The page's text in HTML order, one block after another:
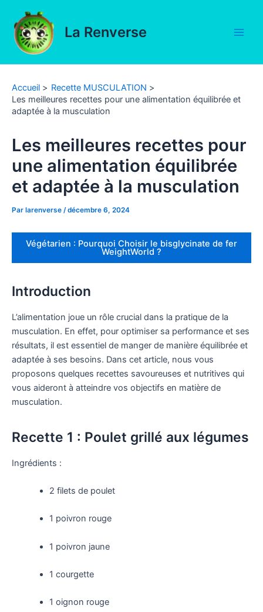
contenu
La Renverse
Accueil
Recette MUSCULATION
Les meilleures recettes pour une alimentation équilibrée et
adaptée à la musculation
Les meilleures recettes pour
une alimentation équilibrée
et adaptée à la musculation
Par larenverse /décembre 6, 2024
Végétarien : Pourquoi Choisir le bisglycinate de fer
WeightWorld ?
Introduction
L’alimentation joue un rôle crucial dans la pratique de la
musculation. En effet, pour optimiser sa performance et ses
résultats, il est essentiel de manger de manière équilibrée et
adaptée à ses besoins. Dans cet article, nous vous
proposons quelques recettes savoureuses et nutritives qui
vous aideront à atteindre vos objectifs en matière de
musculation.
Recette 1 : Poulet grillé aux légumes
Ingrédients :
2 filets de poulet
1 poivron rouge
1 poivron jaune
1 courgette
1 oignon rouge